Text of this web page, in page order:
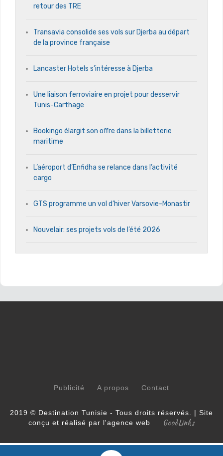
retour des TRE
Transavia consolide ses vols sur Djerba au départ
de la province française
Lancaster Hotels s’intéresse à Djerba
Une liaison ferroviaire en projet pour desservir
Tunis-Carthage
Bookingo élargit son offre dans la billetterie
maritime
L’aéroport d’Enfidha se relance dans l’activité
cargo
GTS programme un vol d’hiver Varsovie-Monastir
Nouvelair: ses projets vols de l’été 2026
Publicité A propos Contact
2019 © Destination Tunisie - Tous droits réservés. | Site
conçu et réalisé par l'agence web
GoodLinks